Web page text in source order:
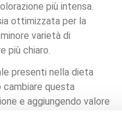
più intensa.
ottimizzata per la
varietà di
più chiaro.
presenti nella dieta
questa
e aggiungendo valore